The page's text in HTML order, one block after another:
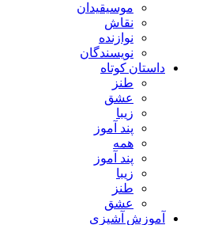
موسیقیدان
نقاش
نوازنده
نویسندگان
داستان کوتاه
طنز
عشق
زیبا
پند آموز
همه
پند آموز
زیبا
طنز
عشق
آموزش آشپزی